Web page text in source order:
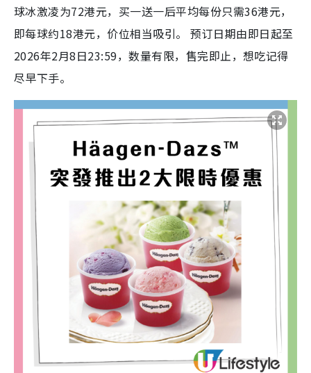
球冰激凌为72港元，买一送一后平均每份只需36港元，
即每球约18港元，价位相当吸引。 预订日期由即日起至
2026年2月8日23:59，数量有限，售完即止，想吃记得
尽早下手。